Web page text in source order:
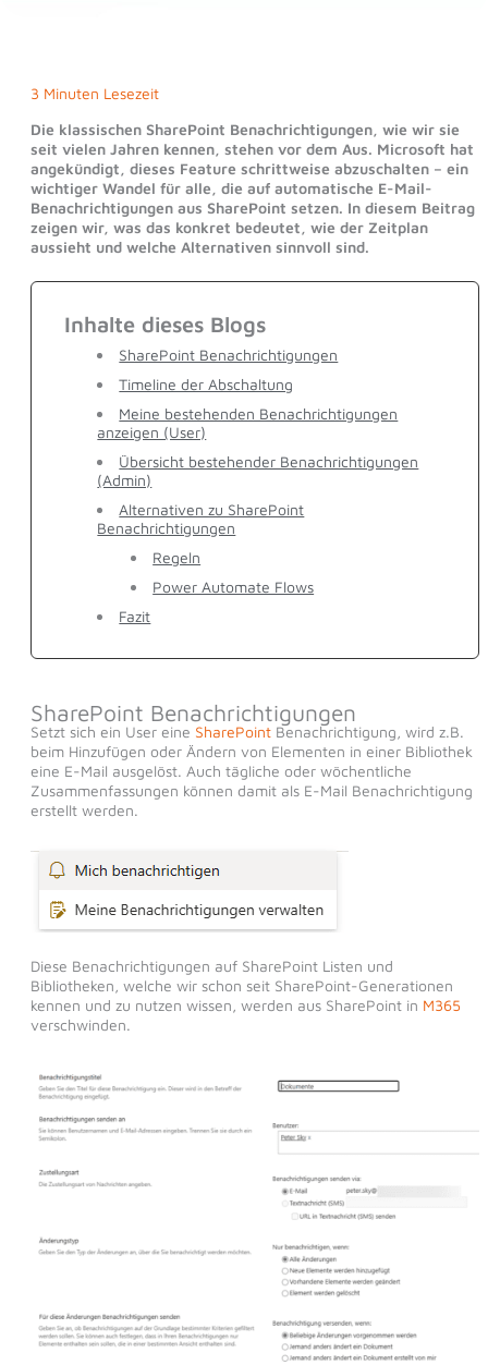
3 Minuten Lesezeit
Die klassischen SharePoint Benachrichtigungen, wie wir sie
seit vielen Jahren kennen, stehen vor dem Aus. Microsoft hat
angekündigt, dieses Feature schrittweise abzuschalten – ein
wichtiger Wandel für alle, die auf automatische E-Mail-
Benachrichtigungen aus SharePoint setzen. In diesem Beitrag
zeigen wir, was das konkret bedeutet, wie der Zeitplan
aussieht und welche Alternativen sinnvoll sind.
Inhalte dieses Blogs
SharePoint Benachrichtigungen
Timeline der Abschaltung
Meine bestehenden Benachrichtigungen
anzeigen (User)
Übersicht bestehender Benachrichtigungen
(Admin)
Alternativen zu SharePoint
Benachrichtigungen
Regeln
Power Automate Flows
Fazit
SharePoint Benachrichtigungen
Setzt sich ein User eine SharePointBenachrichtigung, wird z.B.
beim Hinzufügen oder Ändern von Elementen in einer Bibliothek
eine E-Mail ausgelöst. Auch tägliche oder wöchentliche
Zusammenfassungen können damit als E-Mail Benachrichtigung
erstellt werden.
Diese Benachrichtigungen auf SharePoint Listen und
Bibliotheken, welche wir schon seit SharePoint-Generationen
kennen und zu nutzen wissen, werden aus SharePoint in M365
verschwinden.